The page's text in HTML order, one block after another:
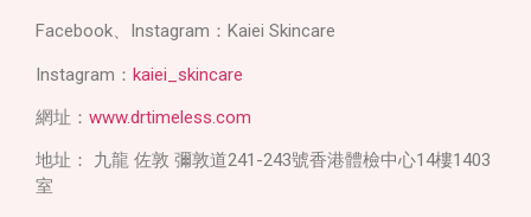
Facebook、Instagram：Kaiei Skincare
Instagram： kaiei_skincare
網址： www.drtimeless.com
地址： 九龍 佐敦 彌敦道241-243號香港體檢中心14樓1403
室